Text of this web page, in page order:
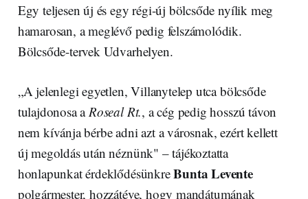
Egy teljesen új és egy régi-új bölcsőde nyílik meg
hamarosan, a meglévő pedig felszámolódik.
Bölcsőde-tervek Udvarhelyen.
„A jelenlegi egyetlen, Villanytelep utca bölcsőde
tulajdonosa a Roseal Rt., a cég pedig hosszú távon
nem kívánja bérbe adni azt a városnak, ezért kellett
új megoldás után néznünk" – tájékoztatta
honlapunkat érdeklődésünkreBunta Levente
polgármester, hozzátéve, hogy mandátumának